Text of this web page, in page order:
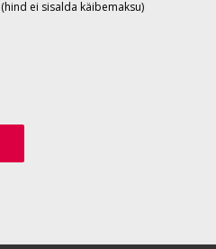
(hind ei sisalda käibemaksu)